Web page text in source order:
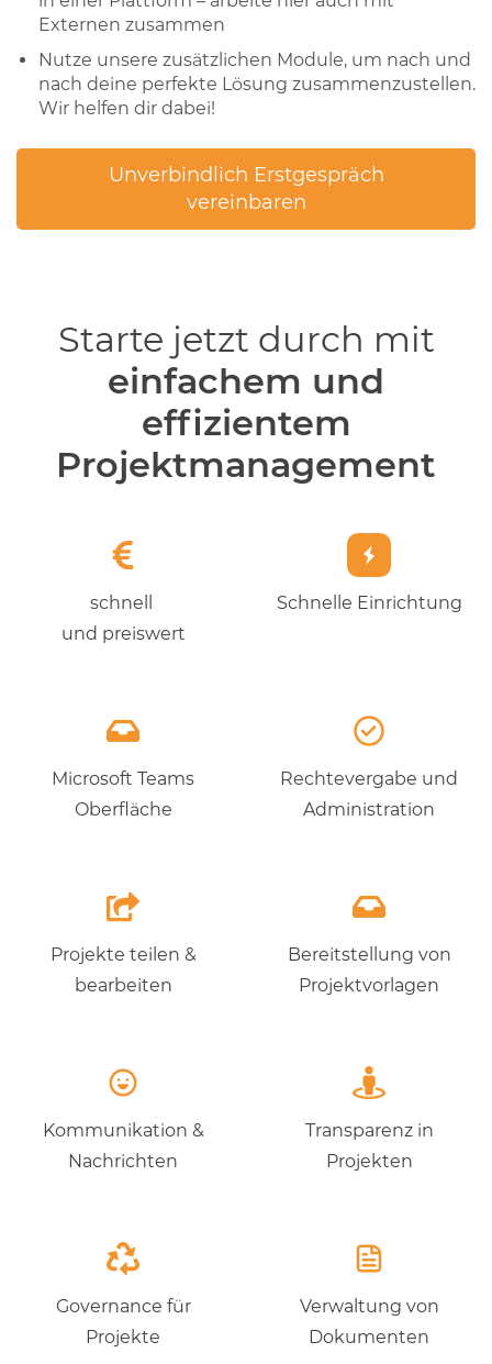
Externen zusammen
Nutze unsere zusätzlichen Module, um nach und
nach deine perfekte Lösung zusammenzustellen.
Wir helfen dir dabei!
Unverbindlich Erstgespräch
vereinbaren
Starte jetzt durch mit
einfachem und
effizientem
Projektmanagement
schnell
und preiswert
Schnelle Einrichtung
Microsoft Teams
Oberfläche
Rechtevergabe und
Administration
Projekte teilen &
bearbeiten
Bereitstellung von
Projektvorlagen
Kommunikation &
Nachrichten
Transparenz in
Projekten
Governance für
Projekte
Verwaltung von
Dokumenten